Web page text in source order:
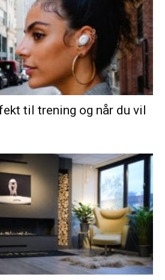
til trening og når du vil